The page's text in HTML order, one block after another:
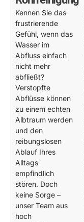
Kennen Sie das
frustrierende
Gefühl, wenn das
Wasser im
Abfluss einfach
nicht mehr
abfließt?
Verstopfte
Abflüsse können
zu einem echten
Albtraum werden
und den
reibungslosen
Ablauf Ihres
Alltags
empfindlich
stören. Doch
keine Sorge –
unser Team aus
hoch